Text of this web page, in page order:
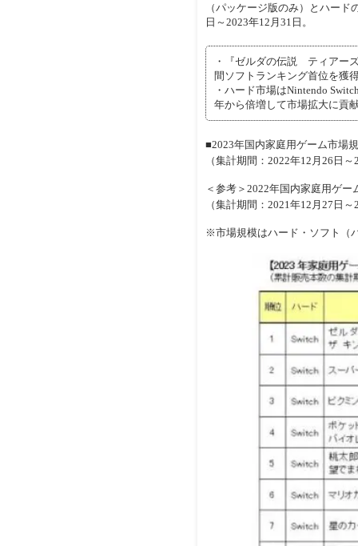
（パッケージ版のみ）とハー
日～2023年12月31日。
・『ゼルダの伝説 ティアー
間ソフトランキング首位を獲
・ハード市場はNintendo
年から倍増して市場拡大に貢
■2023年国内家庭用ゲーム市場
（集計期間：2022年12月26日
＜参考＞2022年国内家庭用ゲー
（集計期間：2021年12月27日
※市場規模はハード・ソフト（